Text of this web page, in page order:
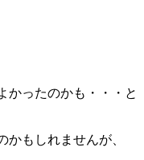
かったのかも・・・と
もしれませんが、